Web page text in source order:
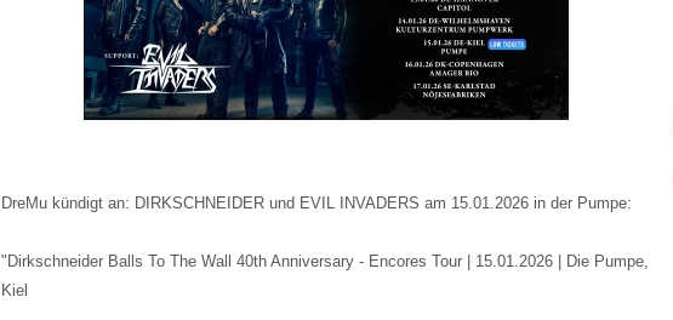
DreMu kündigt an: DIRKSCHNEIDER und EVIL INVADERS am 15.01.2026 in der Pumpe:
"Dirkschneider Balls To The Wall 40th Anniversary - Encores Tour | 15.01.2026 | Die Pumpe,
Kiel